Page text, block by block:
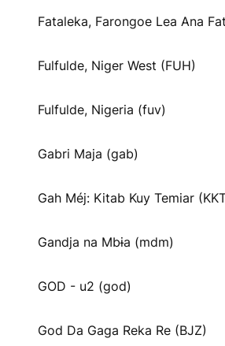
Fataleka, Farongoe Lea Ana
Fulfulde, Niger West (FUH)
Fulfulde, Nigeria (fuv)
Gabri Maja (gab)
Gah Méj: Kitab Kuy Temiar
Gandja na Mbɨa (mdm)
GOD - u2 (god)
God Da Gaga Reka Re (BJZ)